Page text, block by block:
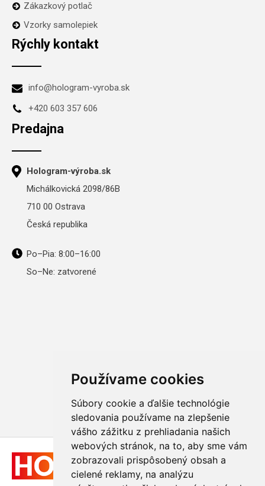
Používame cookies
Súbory cookie a ďalšie technológie
sledovania používame na zlepšenie
vášho zážitku z prehliadania našich
webových stránok, na to, aby sme vám
zobrazovali prispôsobený obsah a
cielené reklamy, na analýzu
Zákazkový potlač
Vzorky samolepiek
Rýchly kontakt
info@hologram-vyroba.sk
+420 603 357 606
Predajna
Hologram-výroba.sk
Michálkovická 2098/86B
710 00 Ostrava
Česká republika
Po–Pia: 8:00–16:00
So–Ne: zatvorené